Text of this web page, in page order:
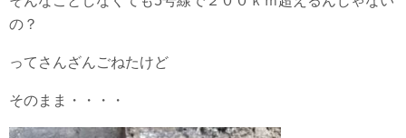
の？
ってさんざんごねたけど
そのまま・・・・